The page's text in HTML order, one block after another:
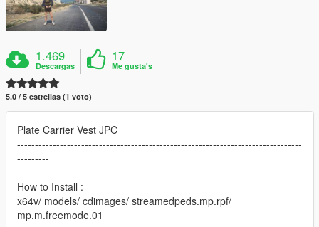
1.469
Descargas
17
Me gusta's
5.0 / 5 estrellas (1 voto)
Plate Carrier Vest JPC
--------------------------------------------------------------------------------
---------
How to Install :
x64v/ models/ cdimages/ streamedpeds.mp.rpf/
mp.m.freemode.01